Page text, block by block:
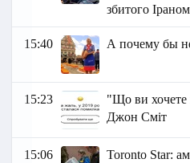
збитого
15:40 А почему бы
15:23
"Що ви
Джон Сміт
15:06
Toronto Star: